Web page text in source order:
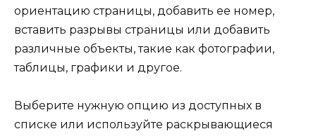
ориентацию страницы, добавить ее номер,
вставить разрывы страницы или добавить
различные объекты, такие как фотографии,
таблицы, графики и другое.
Выберите нужную опцию из доступных в
списке или используйте раскрывающиеся